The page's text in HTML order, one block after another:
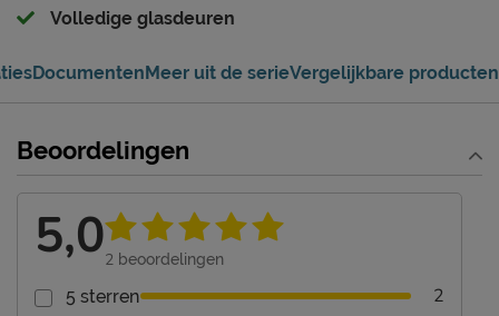
Volledige glasdeuren
DocumentenMeer uit de serieVergelijkbare producten
Beoordelingen
5,02 beoordelingen
5 sterren 2